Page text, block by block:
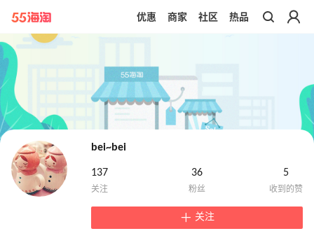
带你去官网买正品
优惠 商家 社区 热品
bei~bei
137 36 5
关注